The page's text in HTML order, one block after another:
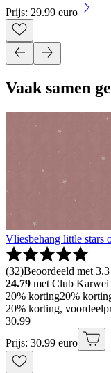
Prijs: 29.99 euro
Vaak samen
Vliesbehang little stars
(32)Beoordeeld met
24.79 met Club Karwei
20% korting20%
20% korting,
30.99
Prijs: 30.99 euro